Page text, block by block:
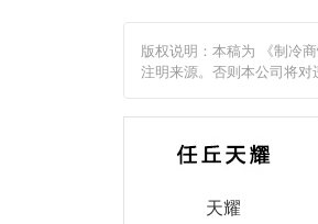
版权说明：本稿为 《制冷
注明来源。否则本公司将对
天耀